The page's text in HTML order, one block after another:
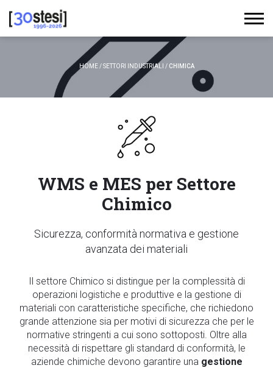
HOME/SETTORI INDUSTRIALI / CHIMICA
WMS e MES per Settore
Chimico
Sicurezza, conformità normativa e gestione
avanzata dei materiali
Il settore Chimico si distingue per la complessità di
operazioni logistiche e produttive e la gestione di
materiali con caratteristiche specifiche, che richiedono
grande attenzione sia per motivi di sicurezza che per le
normative stringenti a cui sono sottoposti. Oltre alla
necessità di rispettare gli standard di conformità, le
aziende chimiche devono garantire una gestione